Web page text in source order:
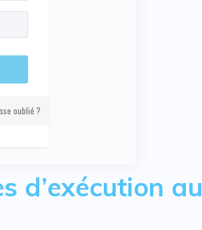
oublié ?
d’exécution au